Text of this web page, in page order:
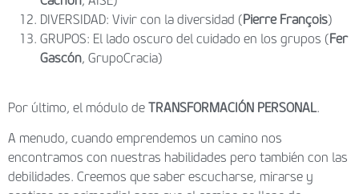
DIVERSIDAD: Vivir con la diversidad (Pierre François)
GRUPOS: El lado oscuro del cuidado en los grupos (Fer
Gascón, GrupoCracia)
Por último, el módulo de TRANSFORMACIÓN PERSONAL.
A menudo, cuando emprendemos un camino nos
encontramos con nuestras habilidades pero también con las
debilidades. Creemos que saber escucharse, mirarse y